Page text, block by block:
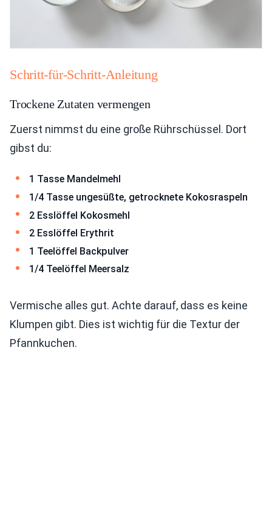
Schritt-für-Schritt-Anleitung
Trockene Zutaten vermengen
Zuerst nimmst du eine große Rührschüssel. Dort
gibst du:
1 Tasse Mandelmehl
1/4 Tasse ungesüßte, getrocknete Kokosraspeln
2 Esslöffel Kokosmehl
2 Esslöffel Erythrit
1 Teelöffel Backpulver
1/4 Teelöffel Meersalz
Vermische alles gut. Achte darauf, dass es keine
Klumpen gibt. Dies ist wichtig für die Textur der
Pfannkuchen.